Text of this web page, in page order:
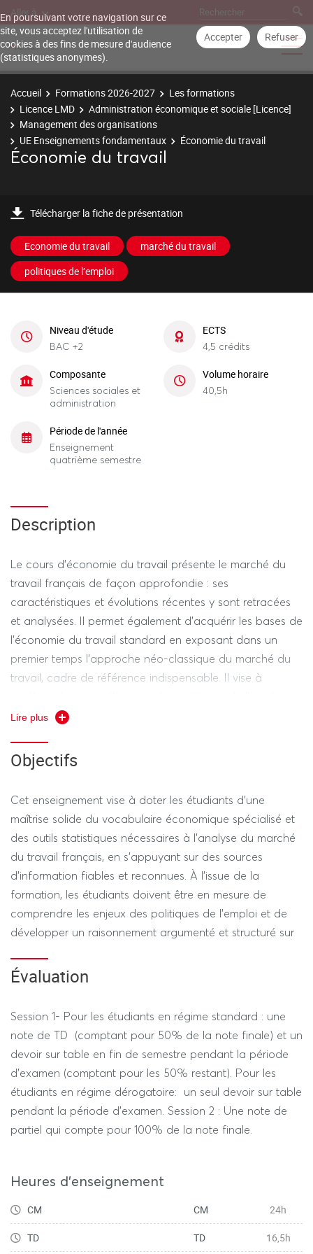
En poursuivant votre navigation sur ce
site, vous acceptez l'utilisation de
cookies à des fins de mesure d'audience
(statistiques anonymes).
Accepter Refuser
Aller à
Accueil Formations 2026-2027
Les formations
Licence LMD
Administration économique et sociale [Licence]
Management des organisations
UE Enseignements fondamentaux
Économie du travail
Économie du travail
Télécharger la fiche de présentation
Economie du travail
marché du travail
politiques de l’emploi
Niveau d'étude
BAC +2
ECTS
4,5 crédits
Composante
Sciences sociales et
administration
Volume horaire
40,5h
Période de l'année
Enseignement
quatrième semestre
Description
Le cours d’économie du travail présente le marché du
travail français de façon approfondie : ses
caractéristiques et évolutions récentes y sont retracées
et analysées. Il permet également d’acquérir les bases de
l’économie du travail standard en exposant dans un
premier temps l’approche néo-classique du marché du
travail, cadre de référence indispensable. Il vise à
mises en œuvre en France depuis une vingtaine d’années
travail, les baisses des charges sur les bas salaires) ainsi
que les politiques publiques emblématiques en lien avec
Lire plus
Objectifs
Cet enseignement vise à doter les étudiants d'une
maîtrise solide du vocabulaire économique spécialisé et
des outils statistiques nécessaires à l'analyse du marché
du travail français, en s'appuyant sur des sources
d'information fiables et reconnues. À l'issue de la
formation, les étudiants doivent être en mesure de
comprendre les enjeux des politiques de l'emploi et de
développer un raisonnement argumenté et structuré sur
Évaluation
Session 1- Pour les étudiants en régime standard : une
note de TD (comptant pour 50% de la note finale) et un
devoir sur table en fin de semestre pendant la période
d'examen (comptant pour les 50% restant). Pour les
étudiants en régime dérogatoire: un seul devoir sur table
pendant la période d'examen. Session 2 : Une note de
partiel qui compte pour 100% de la note finale.
Heures d'enseignement
CM CM 24h
TD TD 16,5h